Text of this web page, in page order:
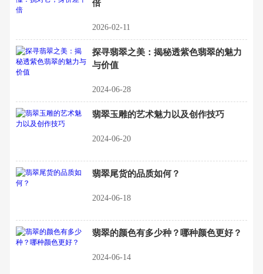
倍
2026-02-11
探寻翡翠之美：揭秘透紫色翡翠的魅力
与价值
2024-06-28
翡翠玉雕的艺术魅力以及创作技巧
2024-06-20
翡翠尾货的品质如何？
2024-06-18
翡翠的颜色有多少种？哪种颜色更好？
2024-06-14